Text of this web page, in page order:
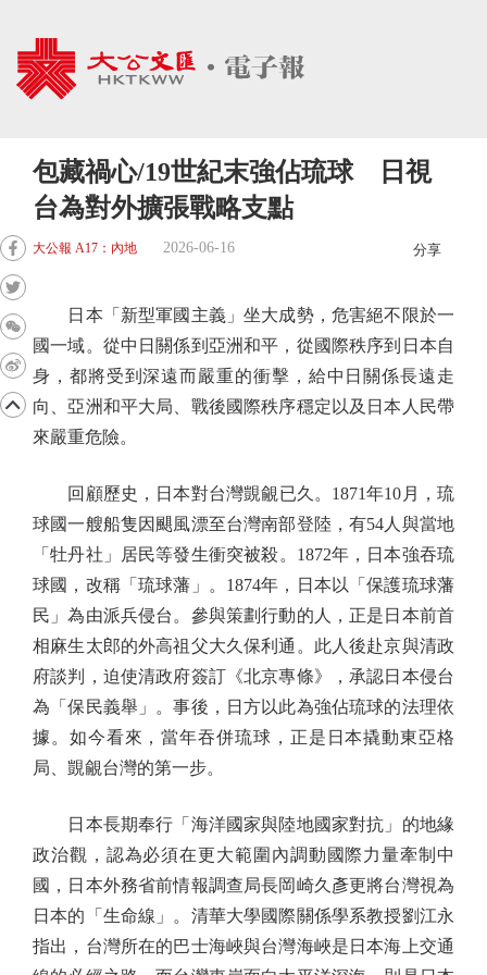
包藏禍心/19世紀末強佔琉球 日視
台為對外擴張戰略支點
大公報 A17：內地 2026-06-16 分享
日本「新型軍國主義」坐大成勢，危害絕不限於一
國一域。從中日關係到亞洲和平，從國際秩序到日本自
身，都將受到深遠而嚴重的衝擊，給中日關係長遠走
向、亞洲和平大局、戰後國際秩序穩定以及日本人民帶
來嚴重危險。
回顧歷史，日本對台灣覬覦已久。1871年10月，琉
球國一艘船隻因颶風漂至台灣南部登陸，有54人與當地
「牡丹社」居民等發生衝突被殺。1872年，日本強吞琉
球國，改稱「琉球藩」。1874年，日本以「保護琉球藩
民」為由派兵侵台。參與策劃行動的人，正是日本前首
相麻生太郎的外高祖父大久保利通。此人後赴京與清政
府談判，迫使清政府簽訂《北京專條》，承認日本侵台
為「保民義舉」。事後，日方以此為強佔琉球的法理依
據。如今看來，當年吞併琉球，正是日本撬動東亞格
局、覬覦台灣的第一步。
日本長期奉行「海洋國家與陸地國家對抗」的地緣
政治觀，認為必須在更大範圍內調動國際力量牽制中
國，日本外務省前情報調查局長岡崎久彥更將台灣視為
日本的「生命線」。清華大學國際關係學系教授劉江永
指出，台灣所在的巴士海峽與台灣海峽是日本海上交通